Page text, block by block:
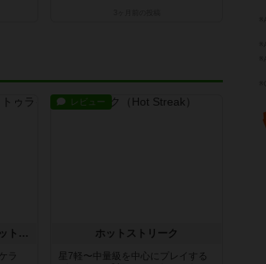
チケットトゥライド / チケットトゥライドアメリカ
ラ
レビュー
ホットストリーク
星7軽〜中量級を中心にプレイする